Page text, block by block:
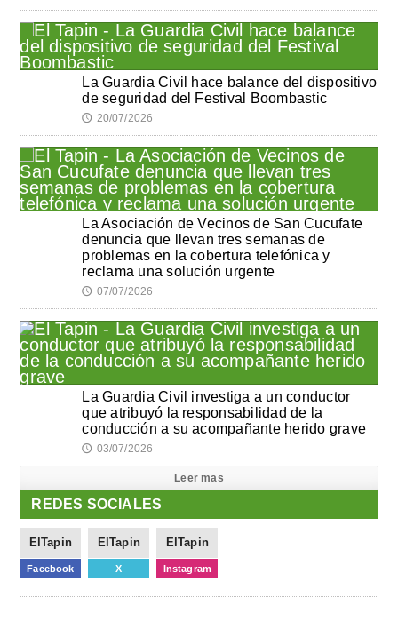
La Guardia Civil hace balance del dispositivo
de seguridad del Festival Boombastic
🕔 20/07/2026
La Asociación de Vecinos de San Cucufate
denuncia que llevan tres semanas de
problemas en la cobertura telefónica y
reclama una solución urgente
🕔 07/07/2026
La Guardia Civil investiga a un conductor
que atribuyó la responsabilidad de la
conducción a su acompañante herido grave
🕔 03/07/2026
Leer mas
REDES SOCIALES
ElTapin
Facebook
ElTapin
X
ElTapin
Instagram